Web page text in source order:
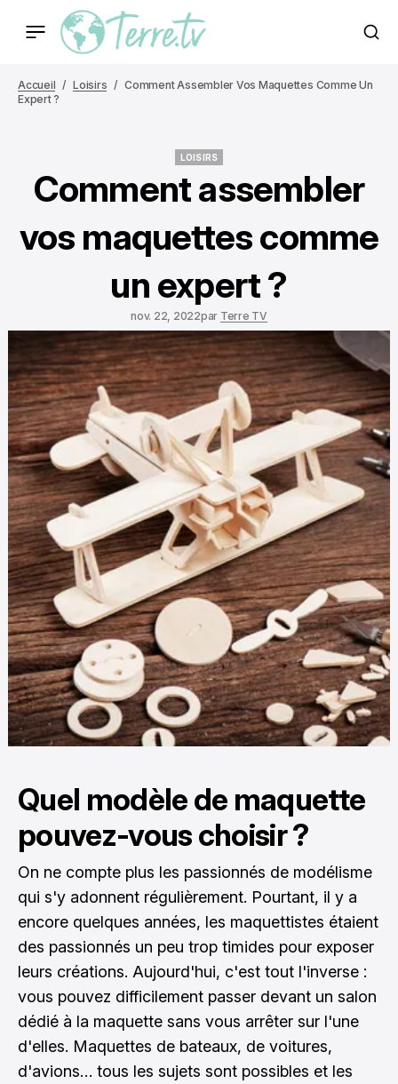
Accueil Loisirs
Comment Assembler Vos Maquettes Comme Un
Expert ?
LOISIRS
Comment assembler
vos maquettes comme
un expert ?
nov. 22, 2022par Terre TV
Quel modèle de maquette
pouvez-vous choisir ?
On ne compte plus les passionnés de modélisme
qui s'y adonnent régulièrement. Pourtant, il y a
encore quelques années, les maquettistes étaient
des passionnés un peu trop timides pour exposer
leurs créations. Aujourd'hui, c'est tout l'inverse :
vous pouvez difficilement passer devant un salon
dédié à la maquette sans vous arrêter sur l'une
d'elles. Maquettes de bateaux, de voitures,
d'avions… tous les sujets sont possibles et les